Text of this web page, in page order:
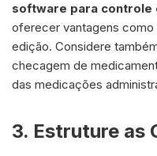
software para controle
oferecer vantagens
edição. Considere
checagem de
das medicações
3. Estruture as